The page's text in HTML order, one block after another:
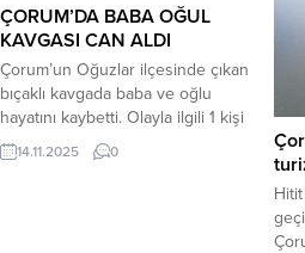
aşçı yardımcılığı kursunda
kursiyerler, Oğuzlar ilçesine özgü
olarak Oğuzlar...
ÇORUM’DA BABA OĞUL
KAVGASI CAN ALDI
Çorum’un Oğuzlar ilçesinde çıkan
bıçaklı kavgada baba ve oğlu
hayatını kaybetti. Olayla ilgili 1 kişi
gözaltına alındı.Olay, Çorum’un
Oğuzlar ilçesi Cumhuriyet
14.11.2025 0